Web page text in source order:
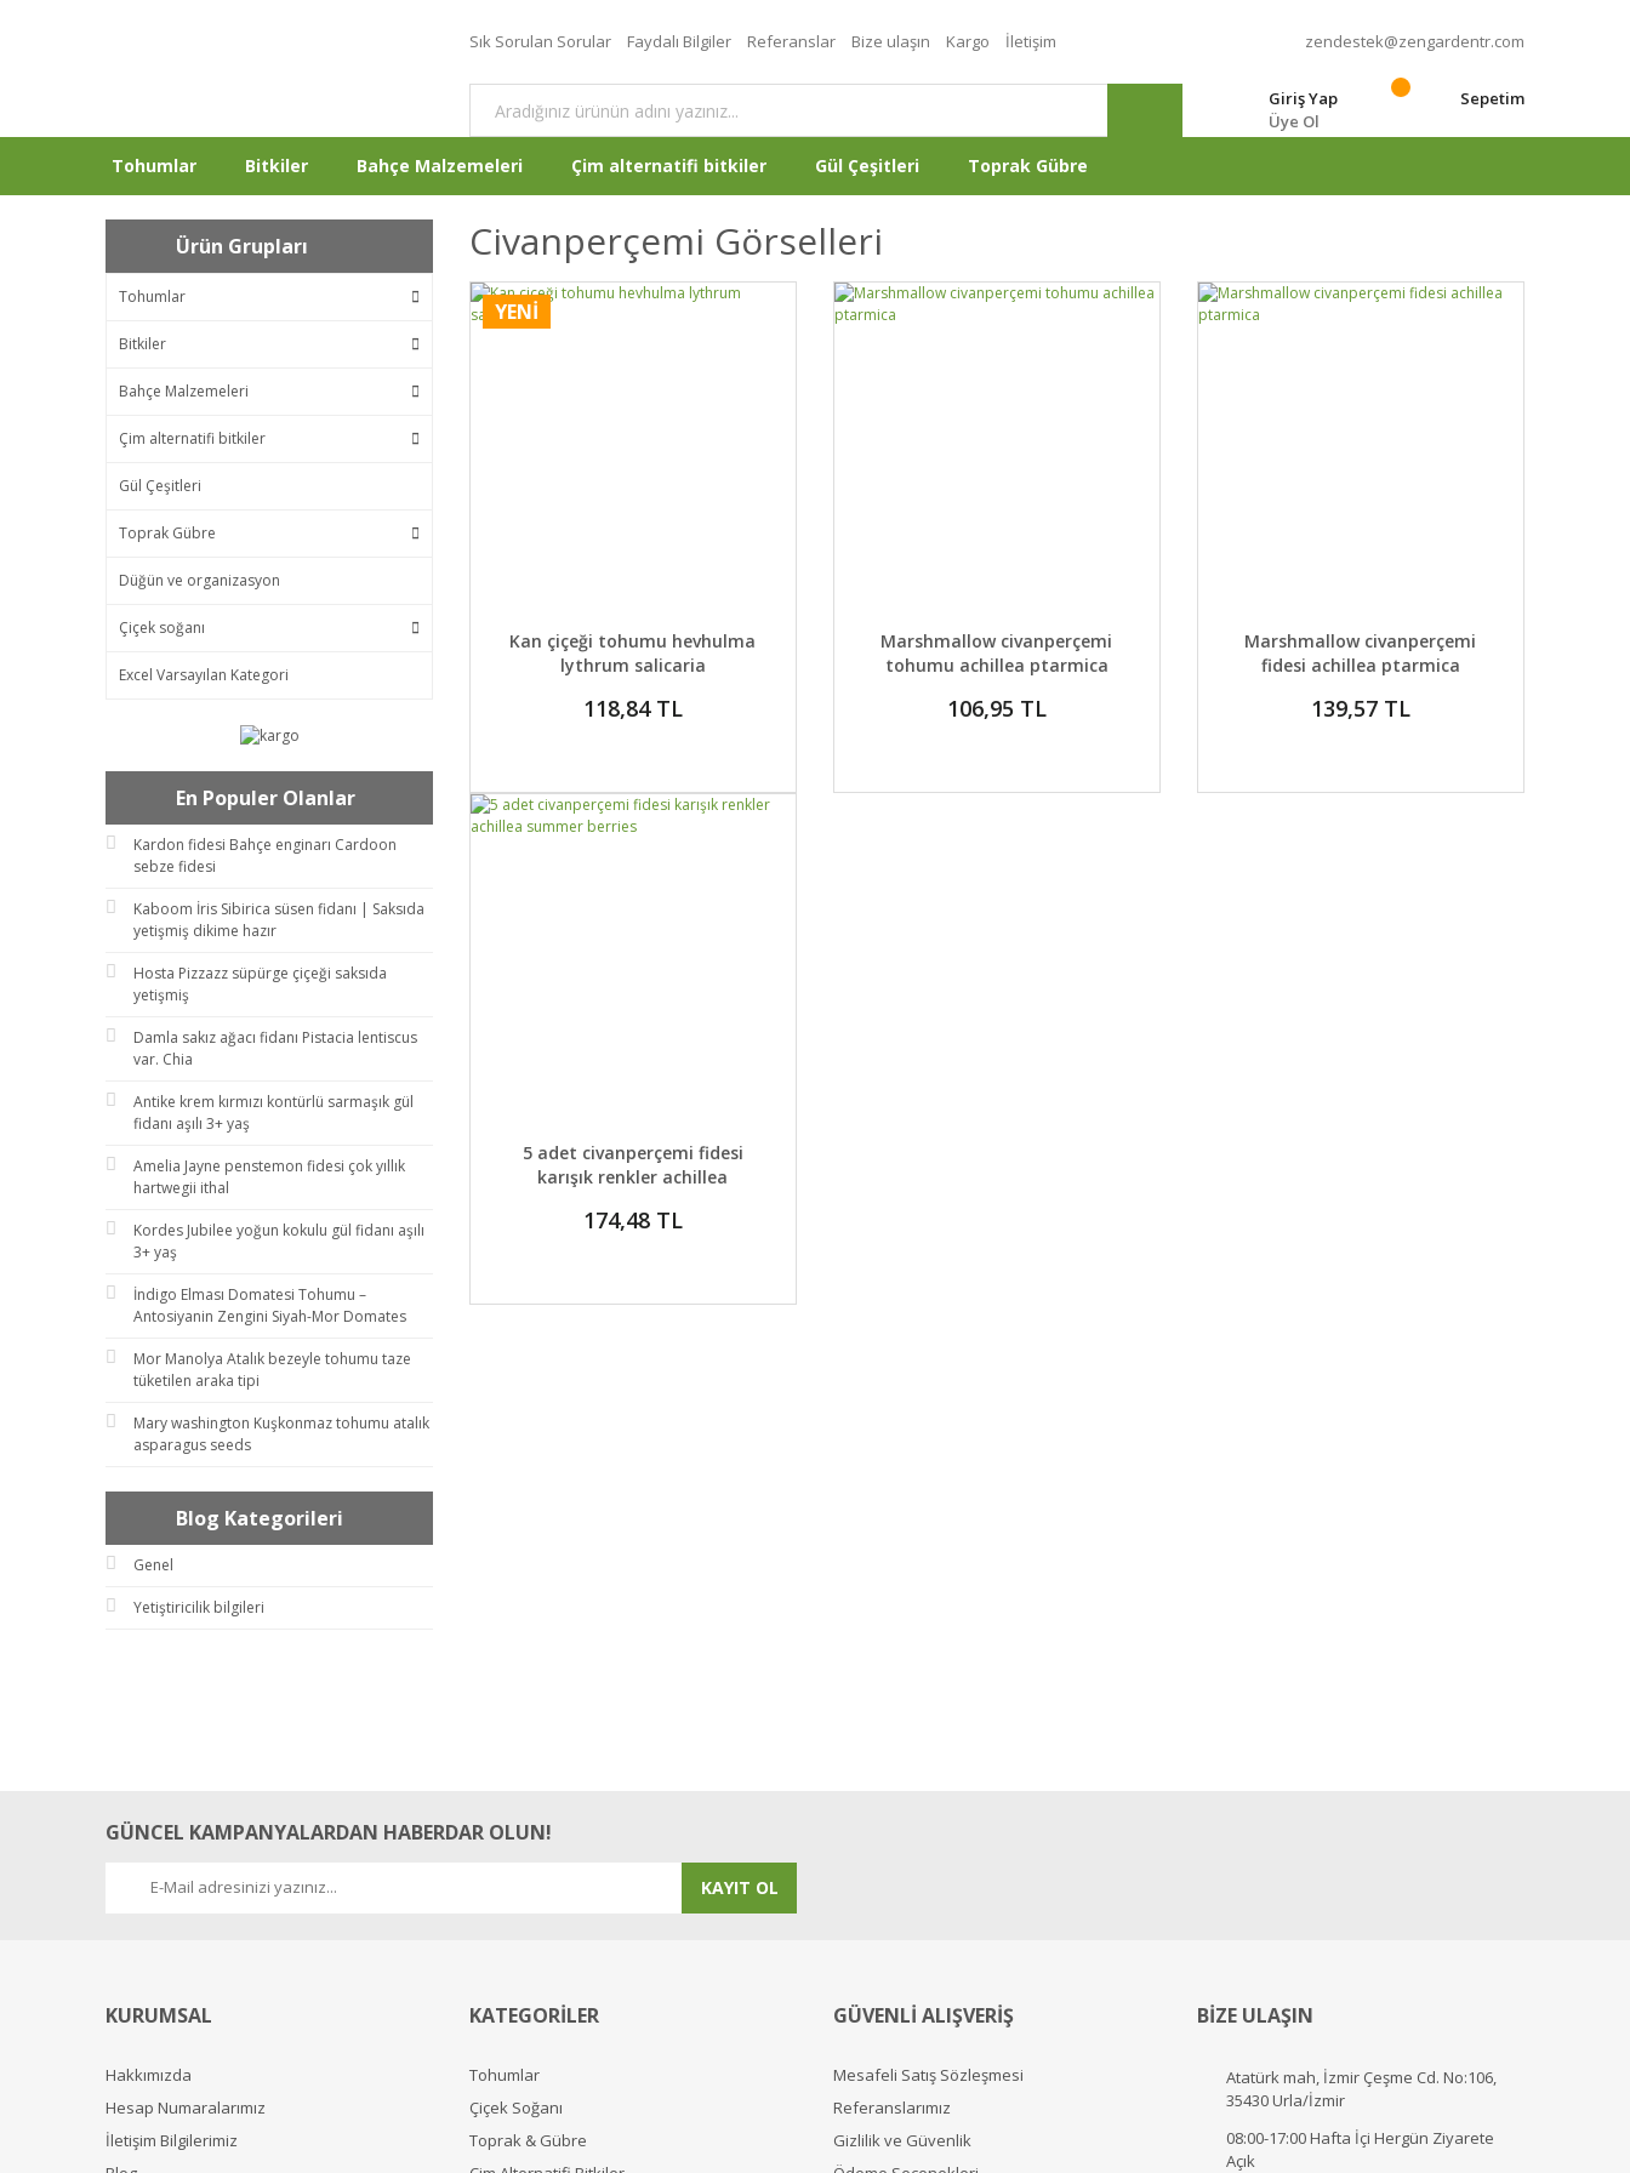
Sık Sorulan Sorular Faydalı Bilgiler Referanslar Bize ulaşın Kargo İletişim zendestek@zengardentr.com
Giriş Yap
Üye Ol
Sepetim
Tohumlar Bitkiler Bahçe Malzemeleri Çim alternatifi bitkiler Gül Çeşitleri Toprak Gübre
Ürün Grupları
Tohumlar
Bitkiler
Bahçe Malzemeleri
Çim alternatifi bitkiler
Gül Çeşitleri
Toprak Gübre
Düğün ve organizasyon
Çiçek soğanı
Excel Varsayılan Kategori
En Populer Olanlar
Kardon fidesi Bahçe enginarı Cardoon
sebze fidesi
Kaboom İris Sibirica süsen fidanı | Saksıda
yetişmiş dikime hazır
Hosta Pizzazz süpürge çiçeği saksıda
yetişmiş
Damla sakız ağacı fidanı Pistacia lentiscus
var. Chia
Antike krem kırmızı kontürlü sarmaşık gül
fidanı aşılı 3+ yaş
Amelia Jayne penstemon fidesi çok yıllık
hartwegii ithal
Kordes Jubilee yoğun kokulu gül fidanı aşılı
3+ yaş
İndigo Elması Domatesi Tohumu –
Antosiyanin Zengini Siyah-Mor Domates
Mor Manolya Atalık bezeyle tohumu taze
tüketilen araka tipi
Mary washington Kuşkonmaz tohumu atalık
asparagus seeds
Blog Kategorileri
Genel
Yetiştiricilik bilgileri
Civanperçemi Görselleri
YENİ
DETAYLAR SEPETE EKLE
Kan çiçeği tohumu hevhulma
lythrum salicaria
118,84 TL
DETAYLAR SEPETE EKLE
Marshmallow civanperçemi
tohumu achillea ptarmica
106,95 TL
DETAYLAR GELİNCE HABER VER
Marshmallow civanperçemi
fidesi achillea ptarmica
139,57 TL
DETAYLAR GELİNCE HABER VER
5 adet civanperçemi fidesi
karışık renkler achillea
174,48 TL
GÜNCEL KAMPANYALARDAN HABERDAR OLUN!
KAYIT OL
KURUMSAL
Hakkımızda
Hesap Numaralarımız
İletişim Bilgilerimiz
KATEGORİLER
Tohumlar
Çiçek Soğanı
Toprak & Gübre
GÜVENLİ ALIŞVERİŞ
Mesafeli Satış Sözleşmesi
Referanslarımız
Gizlilik ve Güvenlik
BİZE ULAŞIN
Atatürk mah, İzmir Çeşme Cd. No:106,
35430 Urla/İzmir
08:00-17:00 Hafta İçi Hergün Ziyarete
Açık